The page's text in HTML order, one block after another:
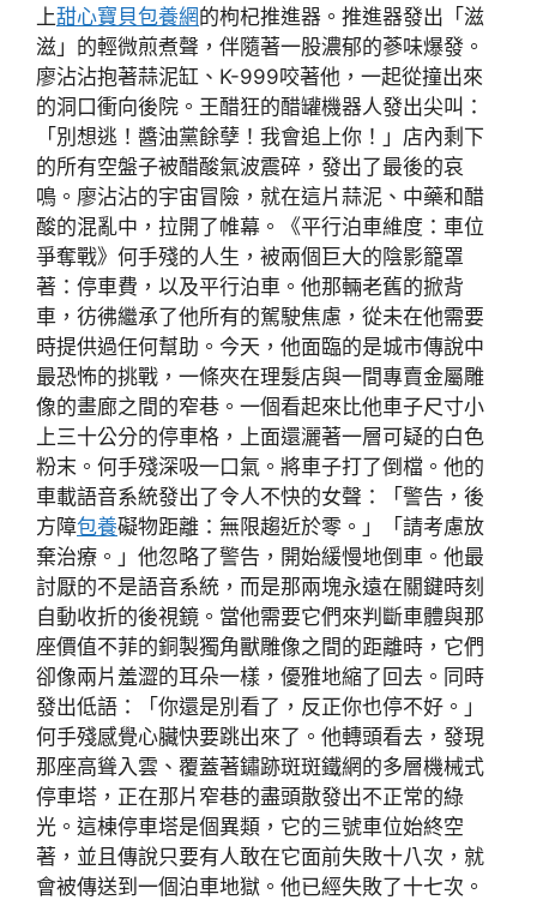
上甜心寶貝包養網的枸杞推進器。推進器發出「滋
滋」的輕微煎煮聲，伴隨著一股濃郁的蔘味爆發。
廖沾沾抱著蒜泥缸、K-999咬著他，一起從撞出來
的洞口衝向後院。王醋狂的醋罐機器人發出尖叫：
「別想逃！醬油黨餘孽！我會追上你！」店內剩下
的所有空盤子被醋酸氣波震碎，發出了最後的哀
鳴。廖沾沾的宇宙冒險，就在這片蒜泥、中藥和醋
酸的混亂中，拉開了帷幕。《平行泊車維度：車位
爭奪戰》何手殘的人生，被兩個巨大的陰影籠罩
著：停車費，以及平行泊車。他那輛老舊的掀背
車，彷彿繼承了他所有的駕駛焦慮，從未在他需要
時提供過任何幫助。今天，他面臨的是城市傳說中
最恐怖的挑戰，一條夾在理髮店與一間專賣金屬雕
像的畫廊之間的窄巷。一個看起來比他車子尺寸小
上三十公分的停車格，上面還灑著一層可疑的白色
粉末。何手殘深吸一口氣。將車子打了倒檔。他的
車載語音系統發出了令人不快的女聲：「警告，後
方障包養礙物距離：無限趨近於零。」「請考慮放
棄治療。」他忽略了警告，開始緩慢地倒車。他最
討厭的不是語音系統，而是那兩塊永遠在關鍵時刻
自動收折的後視鏡。當他需要它們來判斷車體與那
座價值不菲的銅製獨角獸雕像之間的距離時，它們
卻像兩片羞澀的耳朵一樣，優雅地縮了回去。同時
發出低語：「你還是別看了，反正你也停不好。」
何手殘感覺心臟快要跳出來了。他轉頭看去，發現
那座高聳入雲、覆蓋著鏽跡斑斑鐵網的多層機械式
停車塔，正在那片窄巷的盡頭散發出不正常的綠
光。這棟停車塔是個異類，它的三號車位始終空
著，並且傳說只要有人敢在它面前失敗十八次，就
會被傳送到一個泊車地獄。他已經失敗了十七次。